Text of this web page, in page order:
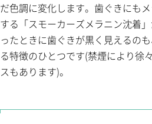
だ色調に変化します。歯ぐきにも
する「スモーカーズメラニン沈着
ったときに歯ぐきが黒く見えるの
る特徴のひとつです(禁煙により徐
スもあります)。